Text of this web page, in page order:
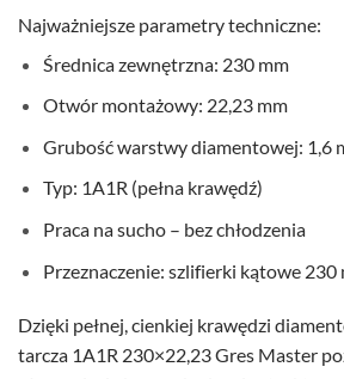
Najważniejsze parametry techniczne:
Średnica zewnętrzna: 230 mm
Otwór montażowy: 22,23 mm
Grubość warstwy diamentowej: 1,6
Typ: 1A1R (pełna krawędź)
Praca na sucho – bez chłodzenia
Przeznaczenie: szlifierki kątowe 230
Dzięki pełnej, cienkiej krawędzi
tarcza 1A1R 230×22,23 Gres Master